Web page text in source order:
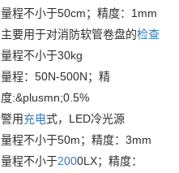
量程不小于50cm；精度：1mm
主要用于对消防软管卷盘的检查
量程不小于30kg
量程：50N-500N；精
度:&plusmn;0.5%
警用充电式，LED冷光源
量程不小于50m；精度：3mm
量程不小于2000LX；精度：